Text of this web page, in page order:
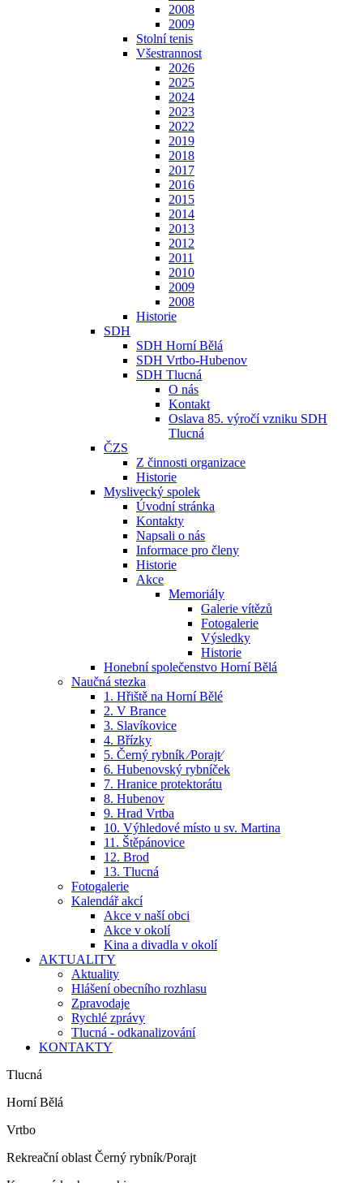
2008
2009
Stolní tenis
Všestrannost
2026
2025
2024
2023
2022
2019
2018
2017
2016
2015
2014
2013
2012
2011
2010
2009
2008
Historie
SDH
SDH Horní Bělá
SDH Vrtbo-Hubenov
SDH Tlucná
O nás
Kontakt
Oslava 85. výročí vzniku SDH
Tlucná
ČZS
Z činnosti organizace
Historie
Myslivecký spolek
Úvodní stránka
Kontakty
Napsali o nás
Informace pro členy
Historie
Akce
Memoriály
Galerie vítězů
Fotogalerie
Výsledky
Historie
Honební společenstvo Horní Bělá
Naučná stezka
1. Hřiště na Horní Bělé
2. V Brance
3. Slavíkovice
4. Břízky
5. Černý rybník ⁄Porajt⁄
6. Hubenovský rybníček
7. Hranice protektorátu
8. Hubenov
9. Hrad Vrtba
10. Výhledové místo u sv. Martina
11. Štěpánovice
12. Brod
13. Tlucná
Fotogalerie
Kalendář akcí
Akce v naší obci
Akce v okolí
Kina a divadla v okolí
AKTUALITY
Aktuality
Hlášení obecního rozhlasu
Zpravodaje
Rychlé zprávy
Tlucná - odkanalizování
KONTAKTY
Tlucná
Horní Bělá
Vrtbo
Rekreační oblast Černý rybník/Porajt